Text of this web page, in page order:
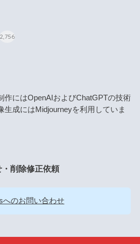
2,756
作にはOpenAIおよびChatGPTの技術
生成にはMidjourneyを利用していま
削除修正依頼
へのお問い合わせ